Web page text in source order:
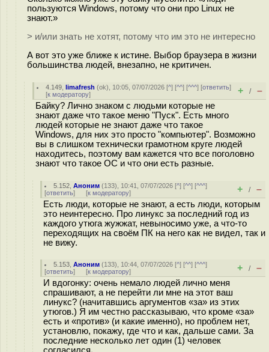
пользуются Windows, потому что они про Linux не
знают.»
> и/или знать не хотят, потому что им это не интересно
А вот это уже ближе к истине. Выбор браузера в жизни
большинства людей, внезапно, не критичен.
4.149 ,limafresh (ok), 10:05, 07/07/2026 [^] [^^] [^^^] [ответить]
[к модератору] + / –
Байку? Лично знаком с людьми которые не
знают даже что такое меню "Пуск". Есть много
людей которые не знают даже что такое
Windows, для них это просто "компьютер". Возможно
вы в слишком технически грамотном круге людей
находитесь, поэтому вам кажется что все поголовно
знают что такое ОС и что они есть разные.
5.152 ,Аноним (133), 10:41, 07/07/2026 [^] [^^] [^^^]
[ответить] [к модератору] + / –
Есть люди, которые не знают, а есть люди, которым
это неинтересно. Про линукс за последний год из
каждого утюга жужжат, невыносимо уже, а что-то
переходящих на своём ПК на него как не видел, так и
не вижу.
5.153 ,Аноним (133), 10:44, 07/07/2026 [^] [^^] [^^^]
[ответить] [к модератору] + / –
И вдогонку: очень немало людей лично меня
спрашивают, а не перейти ли мне на этот ваш
линукс? (начитавшись аргументов «за» из этих
утюгов.) Я им честно рассказываю, что кроме «за»
есть и «против» (и какие именно), но проблем нет,
установлю, покажу, где что и как, дальше сами. За
последние несколько лет один (1) человек